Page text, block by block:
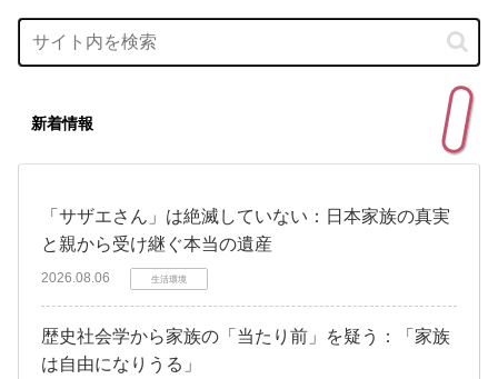
新着情報
「サザエさん」は絶滅していない：日本家族の真実
と親から受け継ぐ本当の遺産
2026.08.06 生活環境
歴史社会学から家族の「当たり前」を疑う：「家族
は自由になりうる」